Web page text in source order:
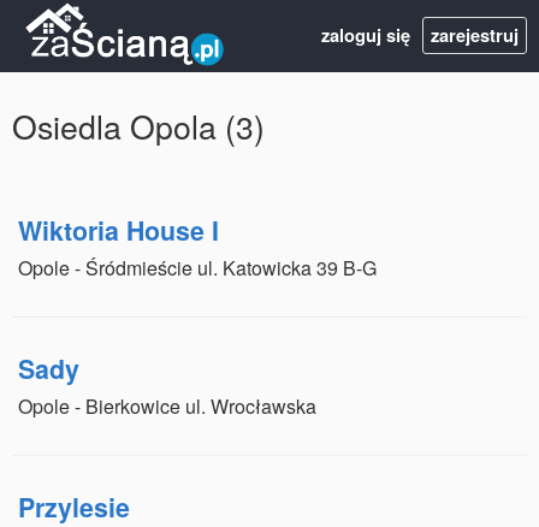
zaloguj się zarejestruj
Osiedla Opola (3)
Wiktoria House I
Opole - Śródmieście ul. Katowicka 39 B-G
Sady
Opole - Bierkowice ul. Wrocławska
Przylesie